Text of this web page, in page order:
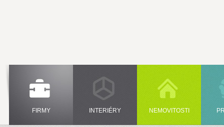
FIRMY INTERIÉRY NEMOVITOSTI